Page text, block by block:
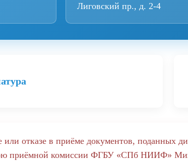
Лиговский пр., д. 2-4
отказе в приёме документов, поданных
приёмной комиссии ФГБУ «СПб НИИФ»